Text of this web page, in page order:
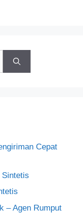
Cepat
Sintetis
– Agen Rumput